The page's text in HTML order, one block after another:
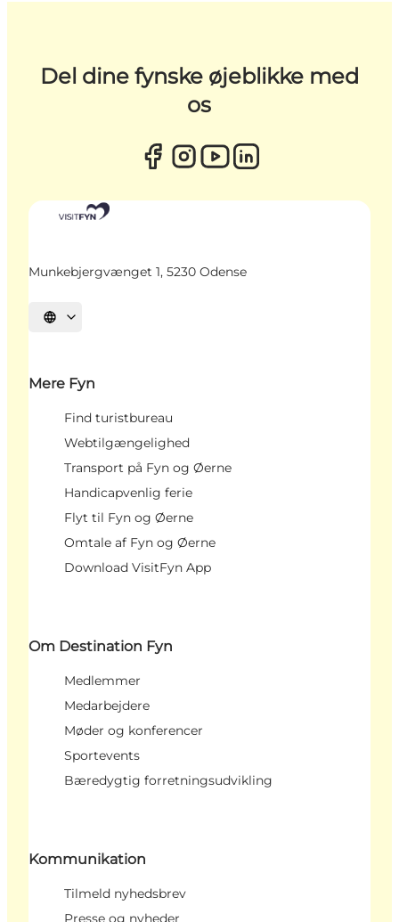
Del dine fynske øjeblikke med
os
Munkebjergvænget 1, 5230 Odense
Vælg sprog
Mere Fyn
Find turistbureau
Webtilgængelighed
Transport på Fyn og Øerne
Handicapvenlig ferie
Flyt til Fyn og Øerne
Omtale af Fyn og Øerne
Download VisitFyn App
Om Destination Fyn
Medlemmer
Medarbejdere
Møder og konferencer
Sportevents
Bæredygtig forretningsudvikling
Kommunikation
Tilmeld nyhedsbrev
Presse og nyheder